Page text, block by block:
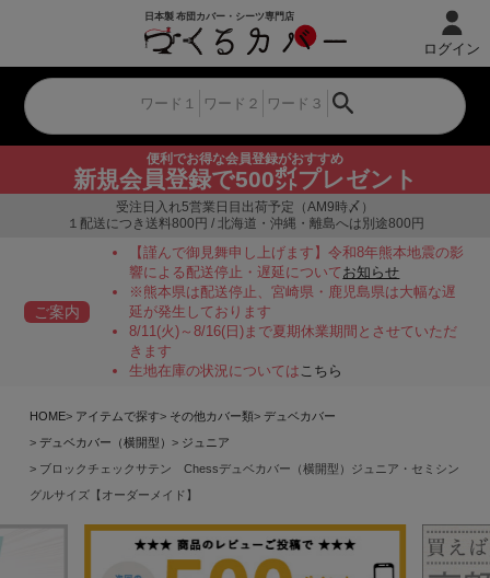
便利でお得な会員登録がおすすめ
新規会員登録で500㌽プレゼント
ログイン
受注日入れ5営業日目出荷予定（AM9時〆）
１配送につき送料800円 / 北海道・沖縄・離島へは別途800円
ご案内
【謹んで御見舞申し上げます】令和8年熊本地震の影
響による配送停止・遅延についてお知らせ
※熊本県は配送停止、宮崎県・鹿児島県は大幅な遅
延が発生しております
8/11(火)～8/16(日)まで夏期休業期間とさせていただ
きます
生地在庫の状況についてはこちら
HOME アイテムで探す その他カバー類
デュベカバー
デュベカバー（横開型）
ジュニア
ブロックチェックサテン Chessデュベカバー（横開型）ジュニア・セミシン
グルサイズ【オーダーメイド】